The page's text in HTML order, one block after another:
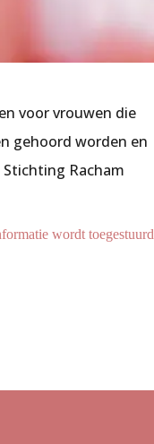
voor vrouwen die
gehoord worden en
Racham
wordt toegestuurd